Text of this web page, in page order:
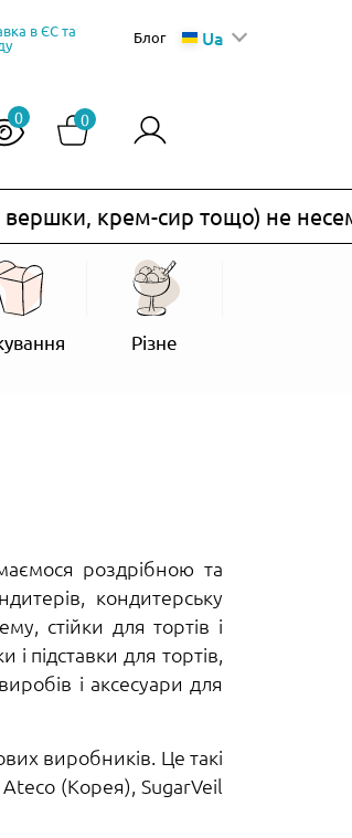
0
0
в ЄС та Блог Ua
крем-сир тощо) не несемо.
Різне
роздрібною та
кондитерську
стійки для тортів і
підставки для тортів,
і аксесуари для
виробників. Це такі
(Корея), SugarVeil